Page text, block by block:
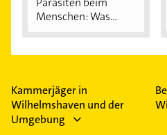
Menschen: Was
Kammerjäger in
Wilhelmshaven und der
Umgebung